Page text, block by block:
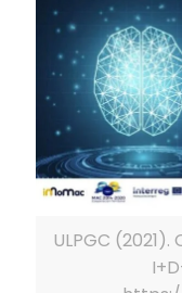
ULPGC